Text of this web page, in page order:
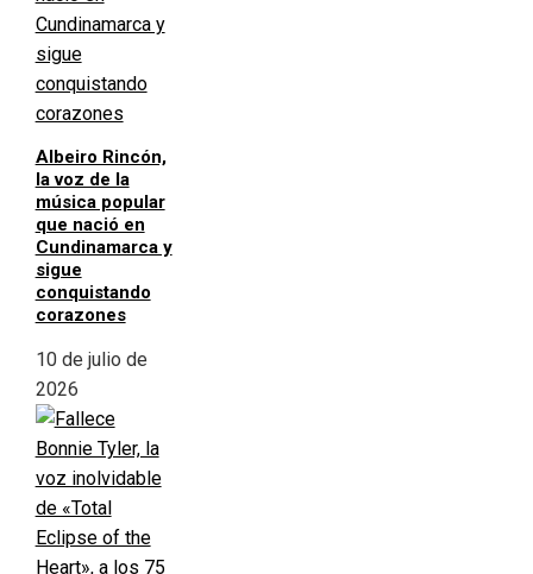
Albeiro Rincón,
la voz de la
música popular
que nació en
Cundinamarca y
sigue
conquistando
corazones
10 de julio de
2026